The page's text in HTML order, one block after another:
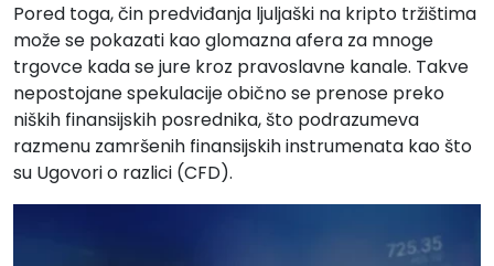
Pored toga, čin predviđanja ljuljaški na kripto tržištima
može se pokazati kao glomazna afera za mnoge
trgovce kada se jure kroz pravoslavne kanale. Takve
nepostojane spekulacije obično se prenose preko
niških finansijskih posrednika, što podrazumeva
razmenu zamršenih finansijskih instrumenata kao što
su Ugovori o razlici (CFD).